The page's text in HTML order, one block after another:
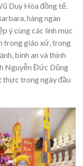
Duy Hòa đồng tế.
hàng ngàn
ý cùng các linh mục
trong giáo xứ, trong
bình an và thịnh
Nguyễn Đức Dũng
thực trong ngày đầu